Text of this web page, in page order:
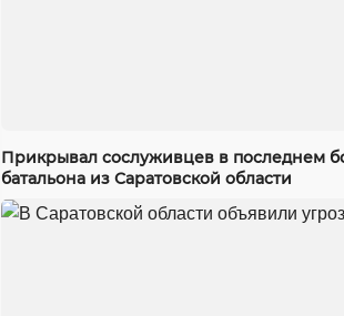
Прикрывал сослуживцев в последнем
батальона из Саратовской области